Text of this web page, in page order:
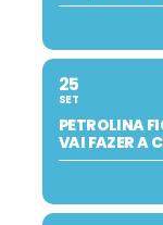
25
SET
PETROLINA
VAI FAZER A